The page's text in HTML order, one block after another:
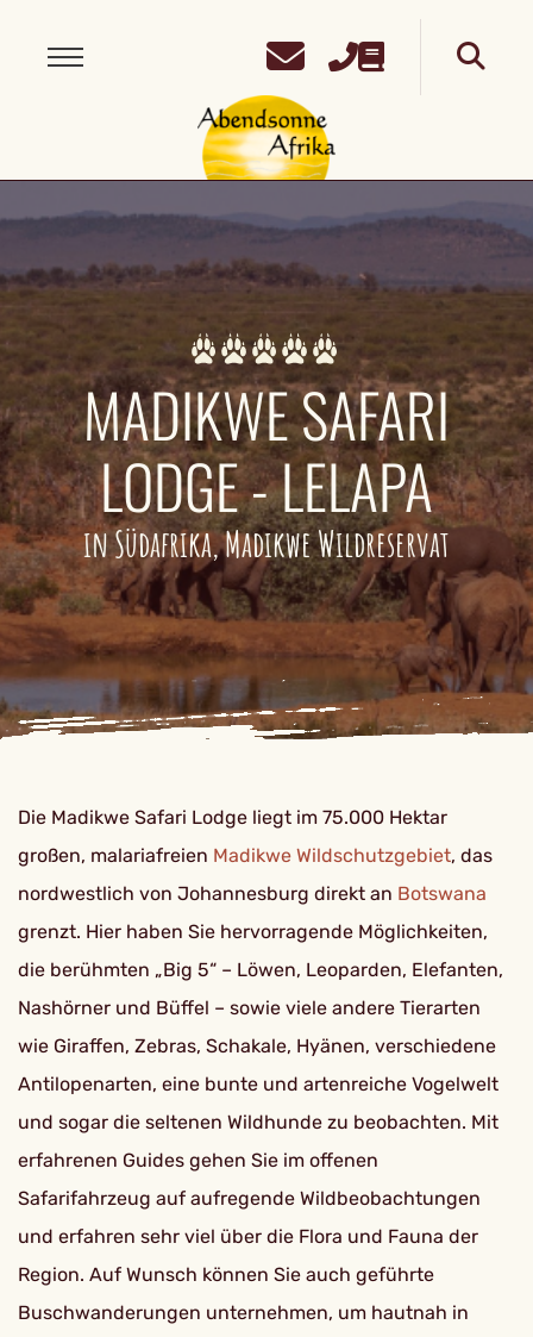
MADIKWE SAFARI
LODGE - LELAPA
in Südafrika, Madikwe Wildreservat
Die Madikwe Safari Lodge liegt im 75.000 Hektar
großen, malariafreien Madikwe Wildschutzgebiet, das
nordwestlich von Johannesburg direkt an Botswana
grenzt. Hier haben Sie hervorragende Möglichkeiten,
die berühmten „Big 5“ – Löwen, Leoparden, Elefanten,
Nashörner und Büffel – sowie viele andere Tierarten
wie Giraffen, Zebras, Schakale, Hyänen, verschiedene
Antilopenarten, eine bunte und artenreiche Vogelwelt
und sogar die seltenen Wildhunde zu beobachten. Mit
erfahrenen Guides gehen Sie im offenen
Safarifahrzeug auf aufregende Wildbeobachtungen
und erfahren sehr viel über die Flora und Fauna der
Region. Auf Wunsch können Sie auch geführte
Buschwanderungen unternehmen, um hautnah in